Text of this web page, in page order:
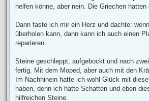
helfen könne, aber nein. Die Griechen hatten
Dann faste ich mir ein Herz und dachte:
überholen kann, dann kann ich auch einen
reparieren.
Steine geschleppt, aufgebockt und nach
fertig. Mit dem Moped, aber auch mit den
Im Nachhinein hatte ich wohl Glück mit
haben, denn ich hatte Schatten und eben
hilfreichen Steine.